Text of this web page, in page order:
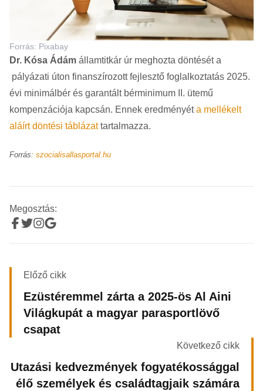
Forrás: Pixabay
Dr. Kósa Ádám államtitkár úr meghozta döntését a
pályázati úton finanszírozott fejlesztő foglalkoztatás 2025.
évi minimálbér és garantált bérminimum II. ütemű
kompenzációja kapcsán. Ennek eredményéta mellékelt
aláírt döntési táblázattartalmazza.
Forrás: szocialisallasportal.hu
Megosztás:
Előző cikk
Ezüstéremmel zárta a 2025-ös Al Aini
Világkupát a magyar parasportlövő
csapat
Következő cikk
Utazási kedvezmények fogyatékossággal
élő személyek és családtagjaik számára